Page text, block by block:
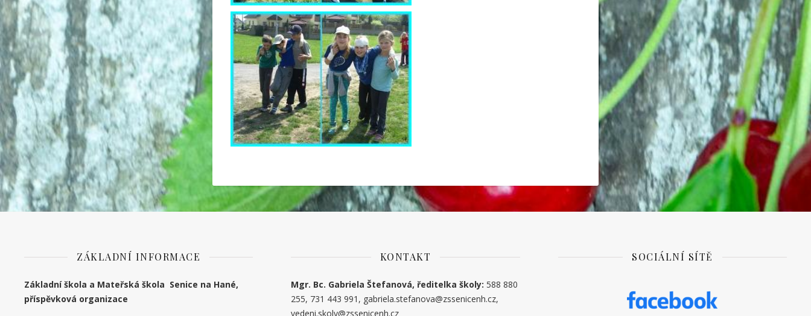
ZÁKLADNÍ INFORMACE
Základní škola a Mateřská škola Senice na Hané,
příspěvková organizace
KONTAKT
Mgr. Bc. Gabriela Štefanová, ředitelka školy: 588 880
255, 731 443 991, gabriela.stefanova@zssenicenh.cz,
vedeni.skoly@zssenicenh.cz
SOCIÁLNÍ SÍTĚ